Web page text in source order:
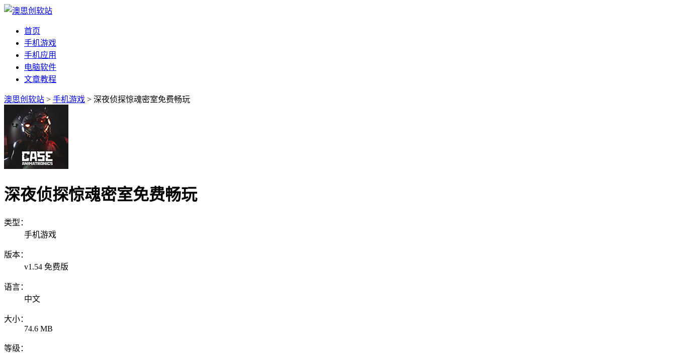
首页
手机游戏
手机应用
电脑软件
文章教程
澳思创软站 > 手机游戏 > 深夜侦探惊魂密室免费畅玩
深夜侦探惊魂密室免费畅玩
类型：
手机游戏
版本：
v1.54 免费版
语言：
中文
大小：
74.6 MB
等级：